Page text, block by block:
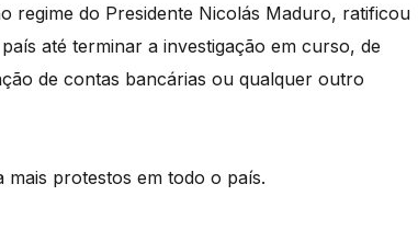
regime do Presidente Nicolás Maduro, ratificou
até terminar a investigação em curso, de
de contas bancárias ou qualquer outro
mais protestos em todo o país.